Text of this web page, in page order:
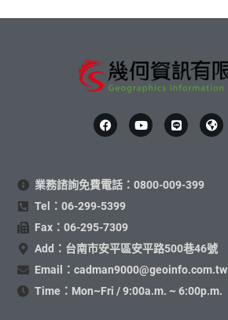
業務諮詢免費電話：0800-009-399
Tel：06-299-5399
Fax：06-295-7309
Add：台南市安平區安平路500巷46號
Email：cadman9000@geoinfo.com.tw
Time：Mon~Fri / 9:00a.m. ~ 6:00p.m.